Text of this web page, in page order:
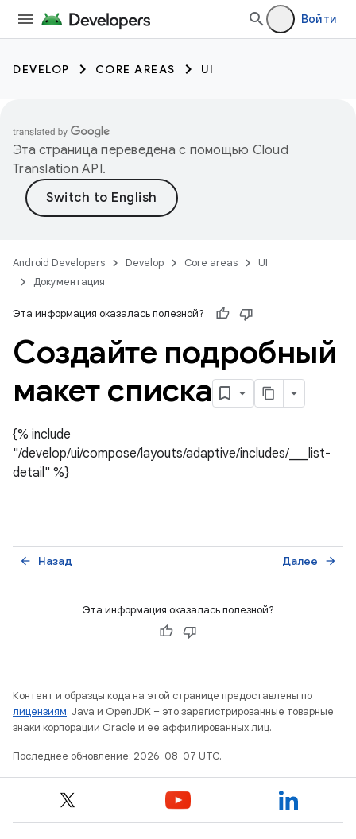
Войти
DEVELOP CORE AREAS UI
Эта страница переведена с помощью Cloud
Translation API.
Android Developers Develop Core areas
UI
Документация
Эта информация оказалась полезной?
Создайте подробный
макет списка
{% include
"/develop/ui/compose/layouts/adaptive/includes/___list-
detail" %}
Назад
arrow_back Далее arrow_forward
Эта информация оказалась полезной?
Контент и образцы кода на этой странице предоставлены по
лицензиям. Java и OpenJDK – это зарегистрированные товарные
знаки корпорации Oracle и ее аффилированных лиц.
Последнее обновление: 2026-08-07 UTC.